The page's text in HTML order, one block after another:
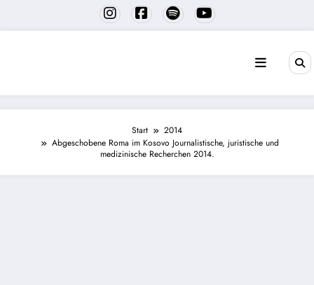
springen
Start
2014
Abgeschobene Roma im Kosovo Journalistische, juristische und
medizinische Recherchen 2014.